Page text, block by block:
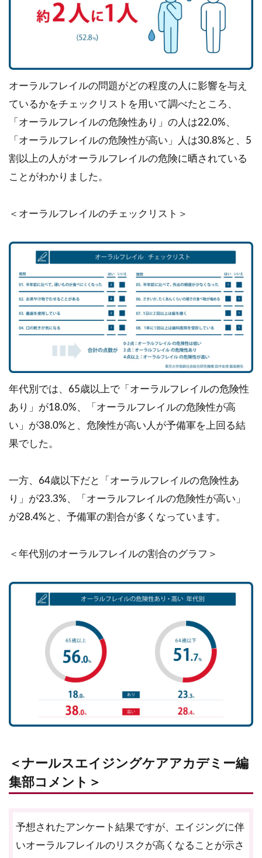
オーラルフレイルの問題がどの程度の人に影響を与え
ているかをチェックリストを用いて調べたところ、
「オーラルフレイルの危険性あり」の人は22.0%、
「オーラルフレイルの危険性が高い」人は30.8%と、5
割以上の人がオーラルフレイルの危険に晒されている
ことがわかりました。
＜オーラルフレイルのチェックリスト＞
年代別では、65歳以上で「オーラルフレイルの危険性
あり」が18.0%、「オーラルフレイルの危険性が高
い」が38.0%と、危険性が高い人が予備軍を上回る結
果でした。
一方、64歳以下だと「オーラルフレイルの危険性あ
り」が23.3%、「オーラルフレイルの危険性が高い」
が28.4%と、予備軍の割合が多くなっています。
＜年代別のオーラルフレイルの割合のグラフ＞
＜ナールスエイジングケアアカデミー編
集部コメント＞
予想されたアンケート結果ですが、エイジングに伴
いオーラルフレイルのリスクが高くなることが示さ